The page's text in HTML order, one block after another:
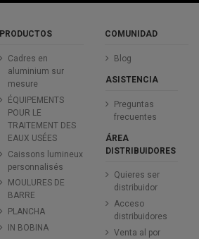
PRODUCTOS
Cadres en
aluminium sur
mesure
ÉQUIPEMENTS
POUR LE
TRAITEMENT DES
EAUX USÉES
Caissons lumineux
personnalisés
MOULURES DE
BARRE
PLANCHA
IN BOBINA
COMUNIDAD
Blog
ASISTENCIA
Preguntas
frecuentes
ÁREA
DISTRIBUIDORES
Quieres ser
distribuidor
Acceso
distribuidores
Venta al por